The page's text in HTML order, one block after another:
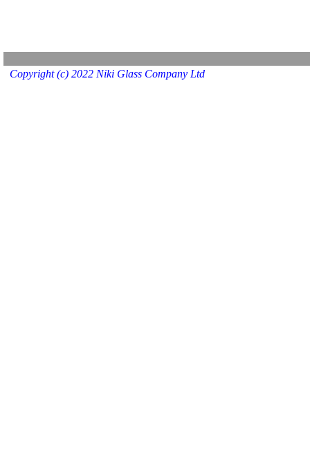
Copyright (c) 2022 Niki Glass Company Ltd